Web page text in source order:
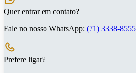
Quer entrar em contato?
Fale no nosso WhatsApp: (71) 3338-8555
Prefere ligar?